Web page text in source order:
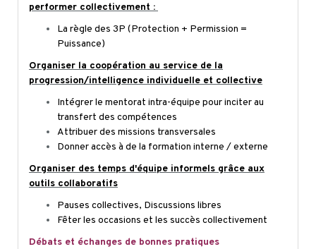
performer collectivement :
La règle des 3P (Protection + Permission =
Puissance)
Organiser la coopération au service de la
progression/intelligence individuelle et collective
Intégrer le mentorat intra-équipe pour inciter au
transfert des compétences
Attribuer des missions transversales
Donner accès à de la formation interne / externe
Organiser des temps d'équipe informels grâce aux
outils collaboratifs
Pauses collectives, Discussions libres
Fêter les occasions et les succès collectivement
Débats et échanges de bonnes pratiques